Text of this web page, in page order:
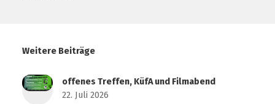
Weitere Beiträge
offenes Treffen, KüfA und Filmabend
22. Juli 2026